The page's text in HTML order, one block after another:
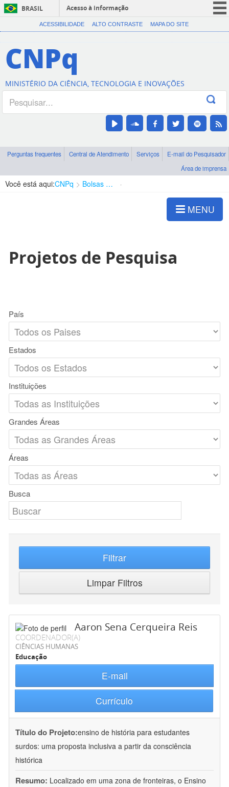
BRASIL
Acesso à informação
CORONAVÍRUS (COVID-19)
Canais
ACESSIBILIDADE ALTO CONTRASTE MAPA DO SITE
CNPq
MINISTÉRIO DA CIÊNCIA, TECNOLOGIA E INOVAÇÕES
Perguntas frequentes Central de Atendimento Serviços
E-mail do Pesquisador
Área de imprensa
Você está aqui:CNPq Bolsas e Auxílios Vigentes
MENU
Projetos de Pesquisa
País
Estados
Instituições
Grandes Áreas
Áreas
Busca
Filtrar
Limpar Filtros
Aaron Sena Cerqueira Reis
COORDENADOR(A)
CIÊNCIAS HUMANAS
Educação
E-mail
Currículo
Título do Projeto:ensino de história para estudantes
surdos: uma proposta inclusiva a partir da consciência
histórica
Resumo: Localizado em uma zona de fronteiras, o Ensino